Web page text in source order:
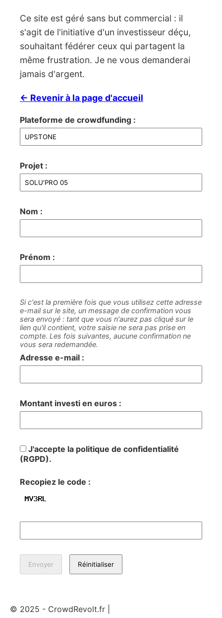
Ce site est géré sans but commercial : il
s'agit de l'initiative d'un investisseur déçu,
souhaitant fédérer ceux qui partagent la
même frustration. Je ne vous demanderai
jamais d'argent.
← Revenir à la page d'accueil
Plateforme de crowdfunding :
Projet :
Nom :
Prénom :
Si c'est la première fois que vous utilisez cette adresse
e-mail sur le site, un message de confirmation vous
sera envoyé : tant que vous n'aurez pas cliqué sur le
lien qu'il contient, votre saisie ne sera pas prise en
compte. Les fois suivantes, aucune confirmation ne
vous sera redemandée.
Adresse e-mail :
Montant investi en euros :
J'accepte la politique de confidentialité
(RGPD).
Recopiez le code :
© 2025 - CrowdRevolt.fr |